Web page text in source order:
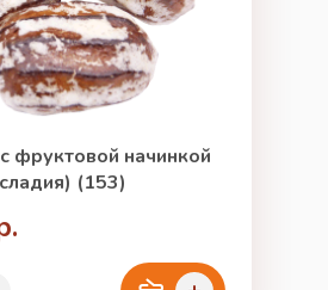
фруктовой начинкой
(153)